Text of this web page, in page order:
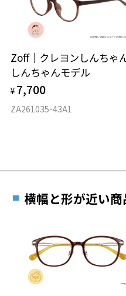
タイプ
材質
Zoff｜クレヨンしんちゃ
しんちゃんモデル
¥ 7,700
ZA261035-43A1
横幅と形が近い商